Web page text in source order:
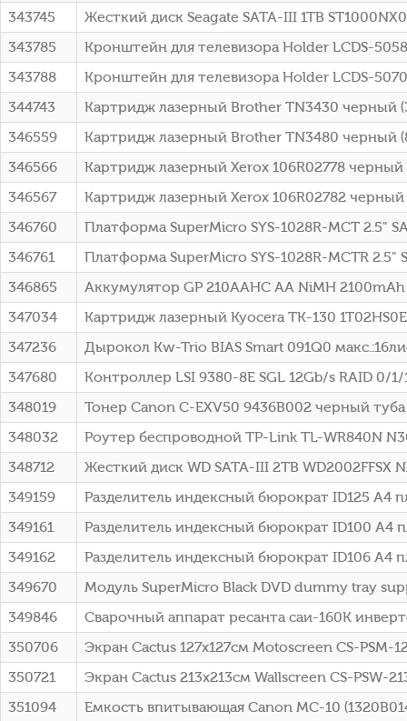
343745
Жесткий диск Seagate SATA-III 1TB
343785
Кронштейн для телевизора Holder LCDS-
343788
Кронштейн для телевизора Holder LCDS-
344743
Картридж лазерный Brother TN3430 черный
346559
Картридж лазерный Brother TN3480 черный
346566
Картридж лазерный Xerox 106R02778
346567
Картридж лазерный Xerox 106R02782 черный
346760
Платформа SuperMicro SYS-1028R-MCT 2.5"
346761
Платформа SuperMicro SYS-1028R-MCTR 2.5"
346865
Аккумулятор GP 210AAHC AA NiMH 2100mAh
347034
Картридж лазерный Kyocera TK-130
347236
Дырокол Kw-Trio BIAS Smart 091Q0
347680
Контроллер LSI 9380-8E SGL 12Gb/s RAID 0/
348019
Тонер Canon C-EXV50 9436B002 черный
348032
Роутер беспроводной TP-Link TL-WR840N
348712
Жесткий диск WD SATA-III 2TB WD2002FFSX
349159
Разделитель индексный бюрократ ID125 A4
349161
Разделитель индексный бюрократ ID100
349162
Разделитель индексный бюрократ ID106 A4
349670
Модуль SuperMicro Black DVD dummy tray
349846
Сварочный аппарат ресанта саи-160К
350706
Экран Cactus 127x127см Motoscreen CS-
350721
Экран Cactus 213x213см Wallscreen CS-
351094
Емкость впитывающая Canon MC-10